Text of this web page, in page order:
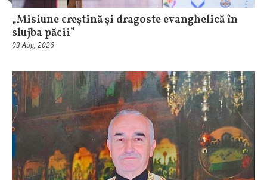
„Misiune creștină și dragoste evanghelică în
slujba păcii”
03 Aug, 2026